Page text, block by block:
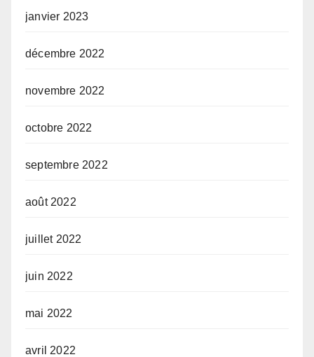
janvier 2023
décembre 2022
novembre 2022
octobre 2022
septembre 2022
août 2022
juillet 2022
juin 2022
mai 2022
avril 2022